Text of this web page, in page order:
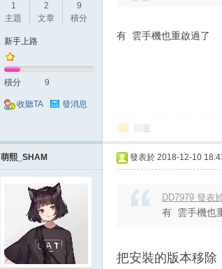
1
主題
2
文章
9
積分
新手上路
積分 9
收聽TA 發消息
有 雲手機也重啟過了
回覆
萌熙_SHAM 發表於 2018-12-10
DD7979 發表
有 雲手機也
把安裝的版本移除